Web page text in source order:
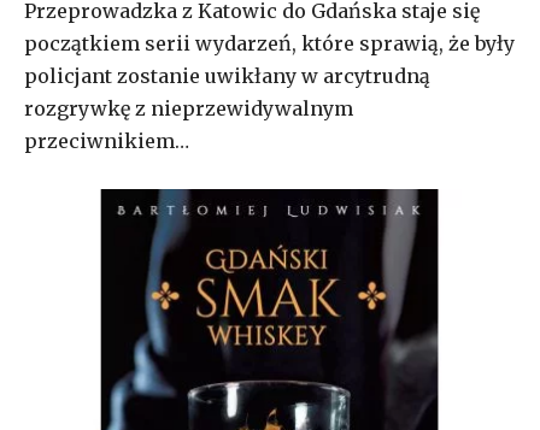
Przeprowadzka z Katowic do Gdańska staje się
początkiem serii wydarzeń, które sprawią, że były
policjant zostanie uwikłany w arcytrudną
rozgrywkę z nieprzewidywalnym
przeciwnikiem…